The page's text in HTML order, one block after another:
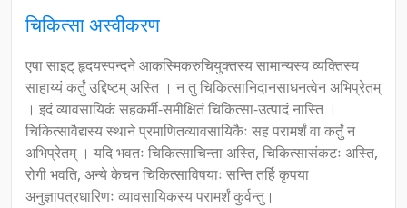
चिकित्सा अस्वीकरण
एषा साइट् हृदयस्पन्दने आकस्मिकरुचियुक्तस्य सामान्यस्य व्यक्तिस्य
साहाय्यं कर्तुं उद्दिष्टम् अस्ति । न तु चिकित्सानिदानसाधनत्वेन अभिप्रेतम्
। इदं व्यावसायिकं सहकर्मी-समीक्षितं चिकित्सा-उत्पादं नास्ति ।
चिकित्सावैद्यस्य स्थाने प्रमाणितव्यावसायिकैः सह परामर्शं वा कर्तुं न
अभिप्रेतम् । यदि भवतः चिकित्साचिन्ता अस्ति, चिकित्सासंकटः अस्ति,
रोगी भवति, अन्ये केचन चिकित्साविषयाः सन्ति तर्हि कृपया
अनुज्ञापत्रधारिणः व्यावसायिकस्य परामर्शं कुर्वन्तु।